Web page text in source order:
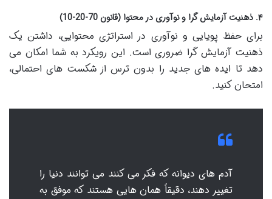
۴. ذهنیت آزمایش گرا و نوآوری در محتوا (قانون 70-20-10)
برای حفظ پویایی و نوآوری در استراتژی محتوایی، داشتن یک
ذهنیت آزمایش گرا ضروری است. این رویکرد به شما امکان می
دهد تا ایده های جدید را بدون ترس از شکست های احتمالی،
امتحان کنید.
آدم های دیوانه که فکر می کنند می توانند دنیا را
تغییر دهند، دقیقاً همان هایی هستند که موفق به